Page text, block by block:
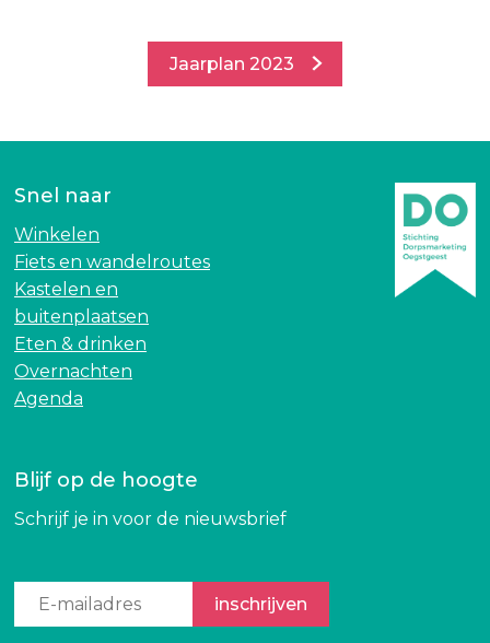
Jaarplan 2023
Snel naar
Winkelen
Fiets en wandelroutes
Kastelen en
buitenplaatsen
Eten & drinken
Overnachten
Agenda
Blijf op de hoogte
Schrijf je in voor de nieuwsbrief